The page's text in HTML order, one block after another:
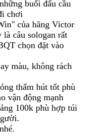
buổi đấu cầu
chơi
của hãng Victor
câu sologan rất
chọn đặt vào
màu, không rách
thấm hút tốt phù
vận động mạnh
100k phù hợp túi